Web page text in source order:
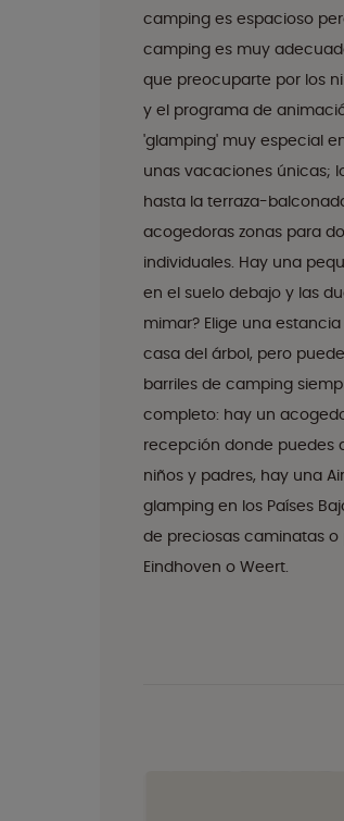
camping es espacioso
camping es muy
que preocuparte por los
y el programa de
'glamping' muy especial
unas vacaciones únicas;
hasta la terraza-
acogedoras zonas para
individuales. Hay una
en el suelo debajo y las
mimar? Elige una
casa del árbol, pero
barriles de camping
completo: hay un
recepción donde puedes
niños y padres, hay una
glamping en los Países
de preciosas caminatas o
Eindhoven o Weert.